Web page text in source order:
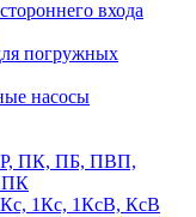
входа
погружных
насосы
ПК, ПБ, ПВП,
1Кс, 1КсВ, КсВ